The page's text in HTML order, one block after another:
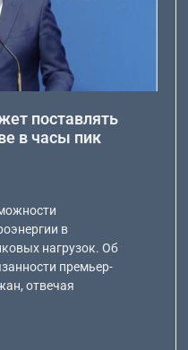
поставлять
в часы пик
в
нагрузок. Об
премьер-
отвечая